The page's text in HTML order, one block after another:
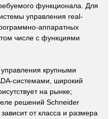
функционала. Для
управления real-
аппаратных
числе c функциями
крупными
системами, широкий
на рынке;
решений Schneider
от класса и размера